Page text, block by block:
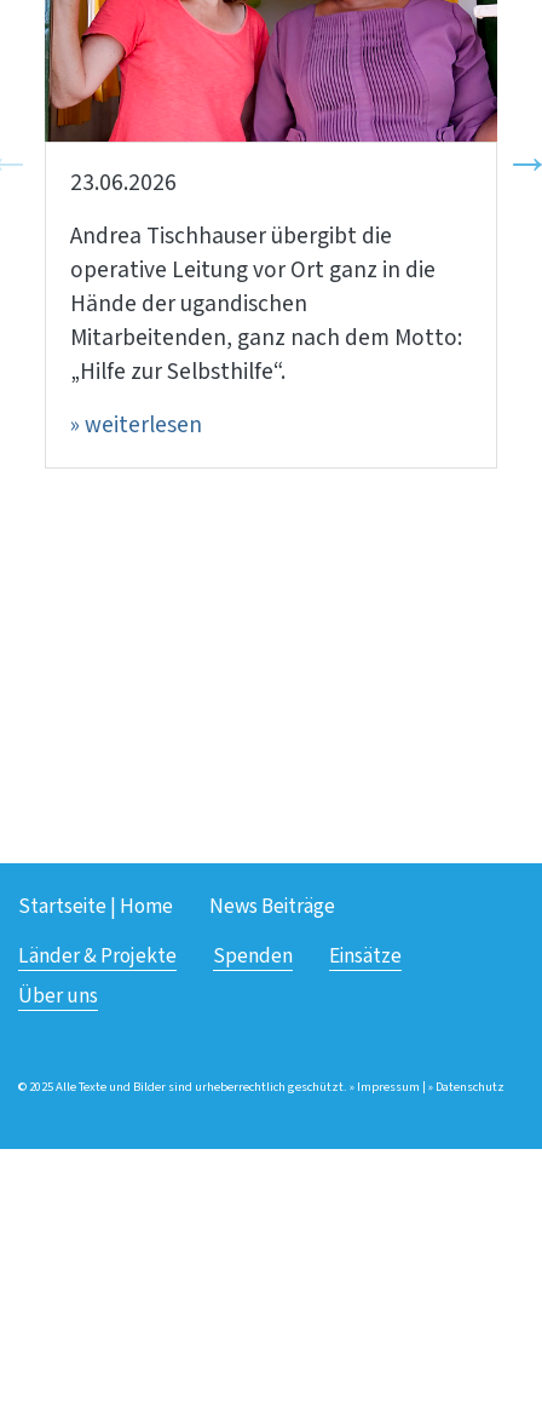
23.06.2026
Andrea Tischhauser übergibt die
operative Leitung vor Ort ganz in die
Hände der ugandischen
Mitarbeitenden, ganz nach dem Motto:
„Hilfe zur Selbsthilfe“.
» weiterlesen
Startseite | Home
News Beiträge
Länder & Projekte
Spenden
Einsätze
Über uns
© 2025 Alle Texte und Bilder sind urheberrechtlich geschützt. » Impressum | » Datenschutz